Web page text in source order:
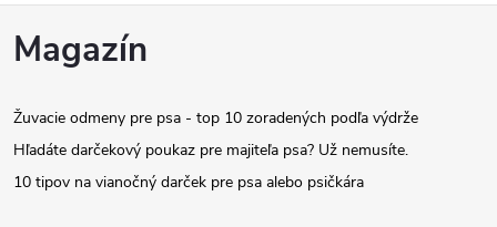
Z
p
ä
Magazín
Žuvacie odmeny pre psa - top 10 zoradených podľa výdrže
Hľadáte darčekový poukaz pre majiteľa psa? Už nemusíte.
10 tipov na vianočný darček pre psa alebo psičkára